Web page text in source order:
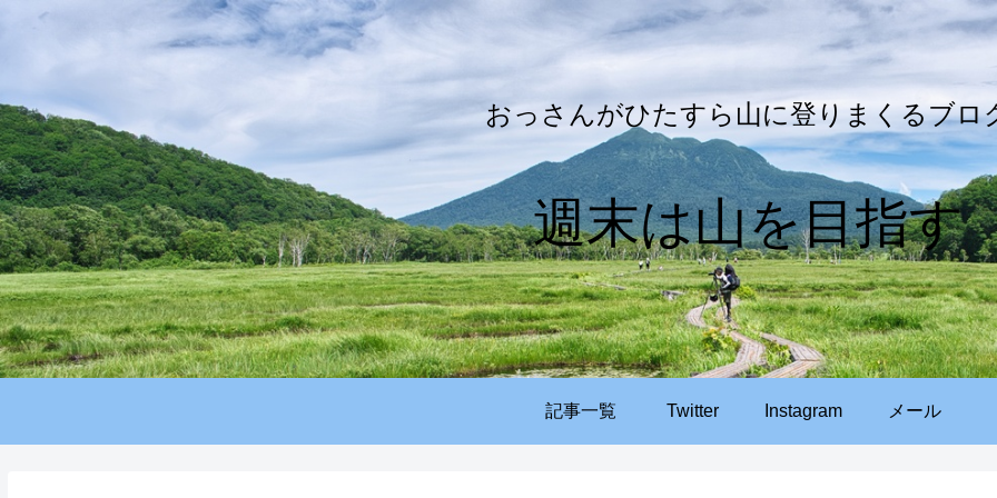
おっさんがひたすら山に登りまくるブロ
週末は山を目指す
記事一覧 Twitter Instagram メール